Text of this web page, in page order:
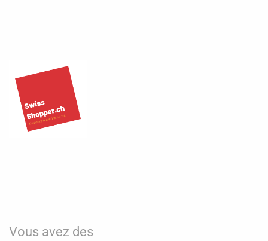
Vous avez des